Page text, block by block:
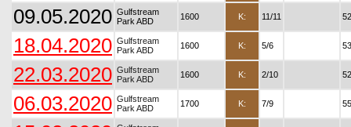
09.05.2020 Gulfstream
Park ABD
1600 K: 11/11
18.04.2020 Gulfstream
Park ABD
1600 K: 5/6
22.03.2020 Gulfstream
Park ABD
1600 K: 2/10 52
06.03.2020 Gulfstream
Park ABD
1700 K: 7/9 55